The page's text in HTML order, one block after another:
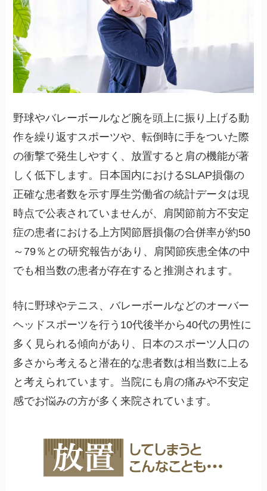
野球やバレーボールなど腕を頭上に振り上げる動
作を繰り返すスポーツや、転倒時に手をついた際
の衝撃で発生しやすく、放置すると肩の機能が著
しく低下します。日本国内におけるSLAP損傷の
正確な患者数を示す厚生労働省の統計データは現
時点で公表されていませんが、肩関節前方不安定
症の患者における上方関節唇損傷の合併率が約50
～79％との研究報告があり、肩関節疾患全体の中
でも相当数の患者が存在すると推測されます。
特に野球やテニス、バレーボールなどのオーバー
ヘッドスポーツを行う10代後半から40代の男性に
多く見られる傾向があり、日本のスポーツ人口の
多さから考えると潜在的な患者数は相当数に上る
と考えられています。当院にも肩の痛みや不安定
感でお悩みの方が多く来院されています。